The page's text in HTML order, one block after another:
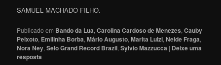
SAMUEL MACHADO FILHO.
Publicado em Bando da Lua,Carolina Cardoso de Menezes,Cauby
Peixoto, Emilinha Borba,Mário Augusto,Marita Luizi,Neide Fraga,
Nora Ney,Selo Grand Record Brazil,Sylvio Mazzucca | Deixe uma
resposta